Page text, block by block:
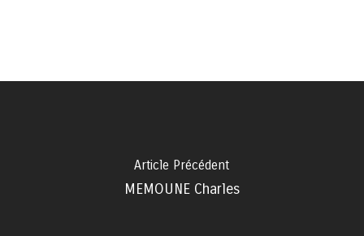
Article Précédent
MEMOUNE Charles